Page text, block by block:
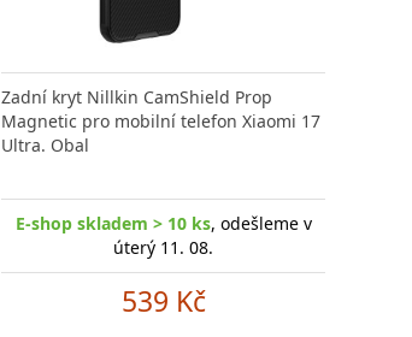
Zadní kryt Nillkin CamShield Prop
Magnetic pro mobilní telefon Xiaomi 17
Ultra. Obal
E-shop skladem > 10 ks, odešleme v
úterý 11. 08.
539 Kč